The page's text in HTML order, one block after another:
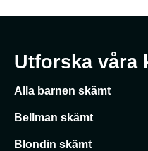
Utforska våra
Alla barnen skämt
Bellman skämt
Blondin skämt